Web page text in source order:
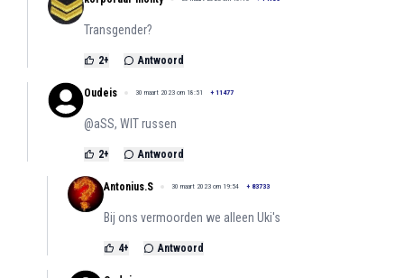
Transgender?
2+ Antwoord
Oudeis 30 maart 2023 om 18:51 + 11477
@aSS, WIT russen
2+ Antwoord
Antonius.S 30 maart 2023 om 19:54 + 83733
Bij ons vermoorden we alleen Uki's
4+ Antwoord